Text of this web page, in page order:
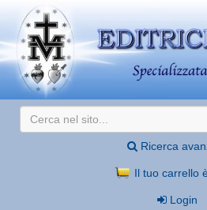
Ricerca
Il tuo carrello
Login